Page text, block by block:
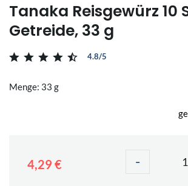
Tanaka Reisgewürz 10
Getreide, 33 g
4.8/5
Menge: 33 g
4,29 € -